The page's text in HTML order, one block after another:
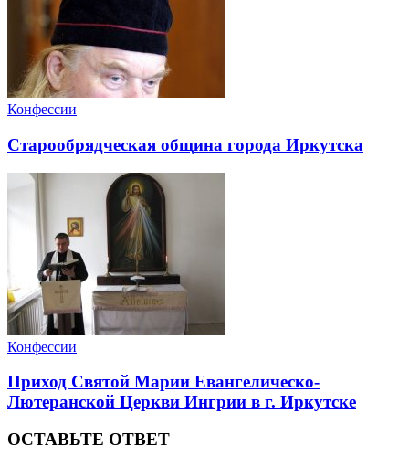
Конфессии
Старообрядческая община города Иркутска
Конфессии
Приход Святой Марии Евангелическо-
Лютеранской Церкви Ингрии в г. Иркутске
ОСТАВЬТЕ ОТВЕТ